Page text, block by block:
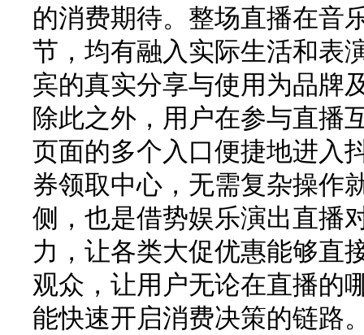
的消费期待。整场直播在音
节，均有融入实际生活和表
宾的真实分享与使用为品牌
除此之外，用户在参与直播
页面的多个入口便捷地进入
券领取中心，无需复杂操作
侧，也是借势娱乐演出直播
力，让各类大促优惠能够直
观众，让用户无论在直播的
能快速开启消费决策的链路